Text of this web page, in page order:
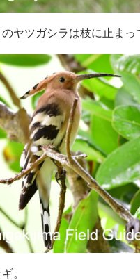
ヤツガシラは枝に止まっ
。